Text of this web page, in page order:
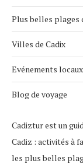
Plus belles plages
Villes de Cadix
Evénements
Blog de voyage
Cadiztur est un
Cadiz : activités à
les plus belles